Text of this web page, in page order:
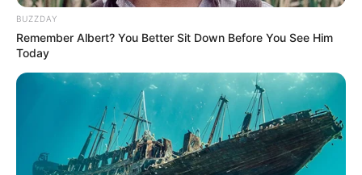
Melalui akun twitter miliknya, pada 20 April 2020 ia
mengumumkan pergantian nama panggungnya menjadi Jamie
sekaligus penandatangan kontrak bersama Warner Music Korea.
Baca juga:Biodata, Profil, dan Fakta Lee Eun Sang
BUZZDAY
Remember Albert? You Better Sit Down Before You See Him
Today